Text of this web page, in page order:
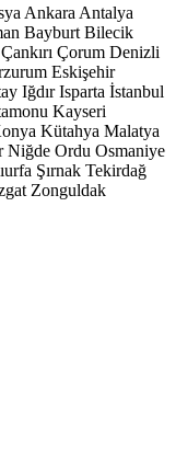
Ankara Antalya
Bayburt Bilecik
Çankırı Çorum Denizli
Eskişehir
Iğdır Isparta İstanbul
Kayseri
Kütahya Malatya
Niğde Ordu Osmaniye
Şırnak Tekirdağ
Zonguldak